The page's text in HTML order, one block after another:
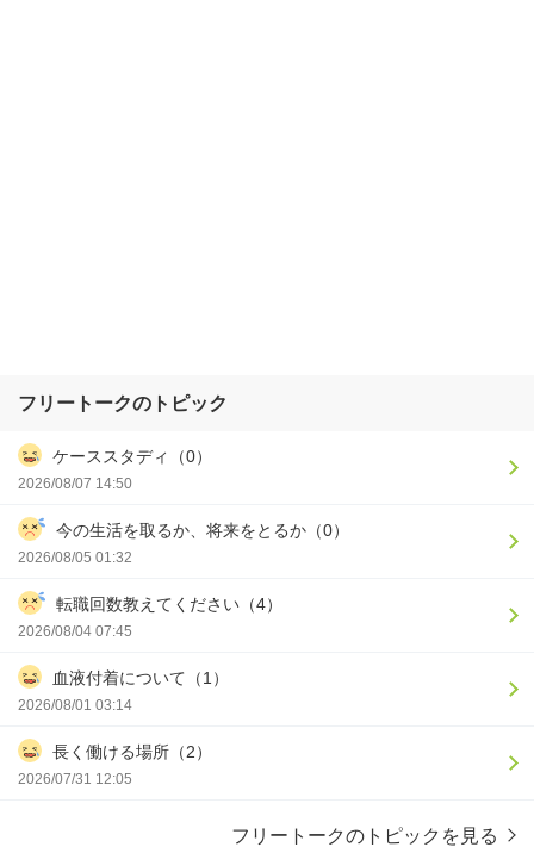
フリートークのトピック
ケーススタディ（0）
2026/08/07 14:50
今の生活を取るか、将来をとるか（0）
2026/08/05 01:32
転職回数教えてください（4）
2026/08/04 07:45
血液付着について（1）
2026/08/01 03:14
長く働ける場所（2）
2026/07/31 12:05
フリートークのトピックを見る